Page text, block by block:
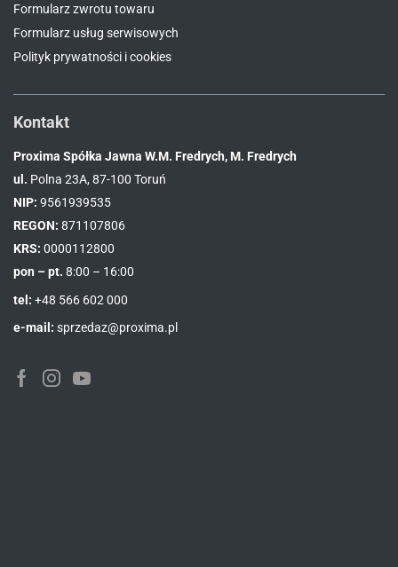
Formularz zwrotu towaru
Formularz usług serwisowych
Polityk prywatności i cookies
Kontakt
Proxima Spółka Jawna W.M. Fredrych, M. Fredrych
ul. Polna 23A, 87-100 Toruń
NIP: 9561939535
REGON: 871107806
KRS: 0000112800
pon – pt. 8:00 – 16:00
tel: +48 566 602 000
e-mail: sprzedaz@proxima.pl